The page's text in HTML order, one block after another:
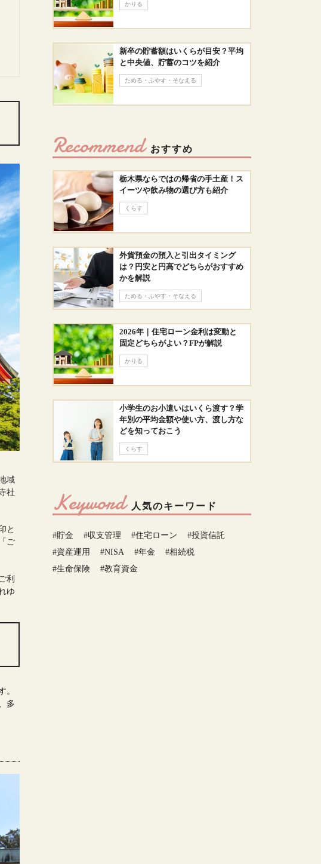
域
社
と
ご
利
ゆ
。
多
かりる
新卒の貯蓄額はいくらが目安？平均
と中央値、貯蓄のコツを紹介
ためる・ふやす・そなえる
Recommend おすすめ
栃木県ならではの帰省の手土産！ス
イーツや飲み物の選び方も紹介
くらす
外貨預金の預入と引出タイミング
は？円安と円高でどちらがおすすめ
かを解説
ためる・ふやす・そなえる
2026年｜住宅ローン金利は変動と
固定どちらがよい？FPが解説
かりる
小学生のお小遣いはいくら渡す？学
年別の平均金額や使い方、渡し方な
どを知っておこう
くらす
Keyword 人気のキーワード
#貯金 #収支管理 #住宅ローン
#投資信託
#資産運用
#NISA #年金
#相続税
#生命保険
#教育資金